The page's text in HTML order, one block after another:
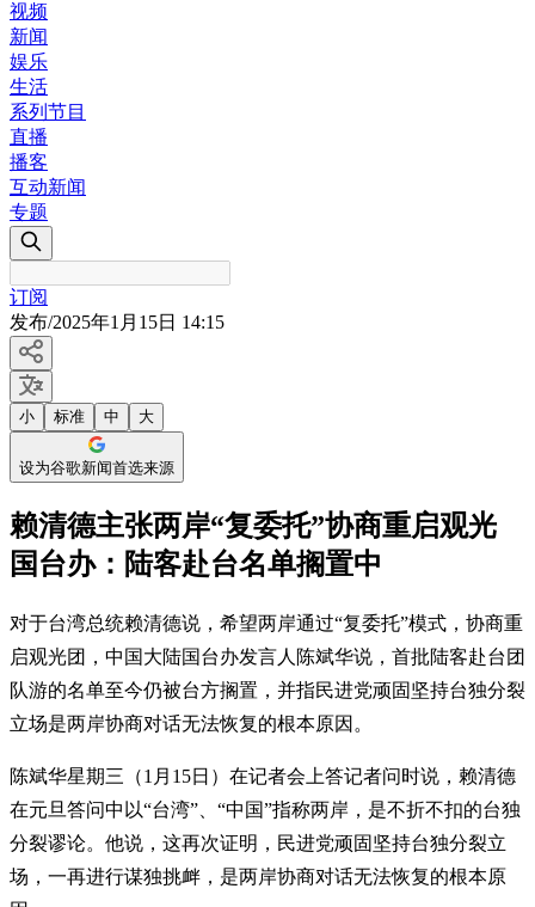
视频
新闻
娱乐
生活
系列节目
直播
播客
互动新闻
专题
订阅
发布/2025年1月15日 14:15
小 标准 中 大
设为谷歌新闻首选来源
赖清德主张两岸“复委托”协商重启观光
国台办：陆客赴台名单搁置中
对于台湾总统赖清德说，希望两岸通过“复委托”模式，协商重
启观光团，中国大陆国台办发言人陈斌华说，首批陆客赴台团
队游的名单至今仍被台方搁置，并指民进党顽固坚持台独分裂
立场是两岸协商对话无法恢复的根本原因。
陈斌华星期三（1月15日）在记者会上答记者问时说，赖清德
在元旦答问中以“台湾”、“中国”指称两岸，是不折不扣的台独
分裂谬论。他说，这再次证明，民进党顽固坚持台独分裂立
场，一再进行谋独挑衅，是两岸协商对话无法恢复的根本原